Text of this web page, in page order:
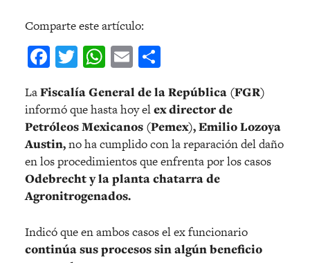
Comparte este artículo:
Facebook
Twitter
WhatsApp
Email
LaFiscalía General de la República (FGR)
informó que hasta hoy elex director de
Petróleos Mexicanos (Pemex), Emilio Lozoya
Austin,no ha cumplido con la reparación del daño
en los procedimientos que enfrenta por los casos
Odebrecht y la planta chatarra de
Agronitrogenados.
Indicó que en ambos casos el ex funcionario
continúa sus procesos sin algún beneficio